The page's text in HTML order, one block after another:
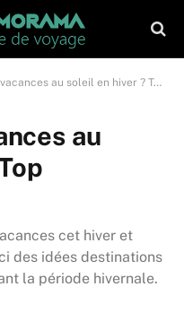
au soleil en hiver ? Top destinations
au
cet hiver et
des idées destinations
la période hivernale.